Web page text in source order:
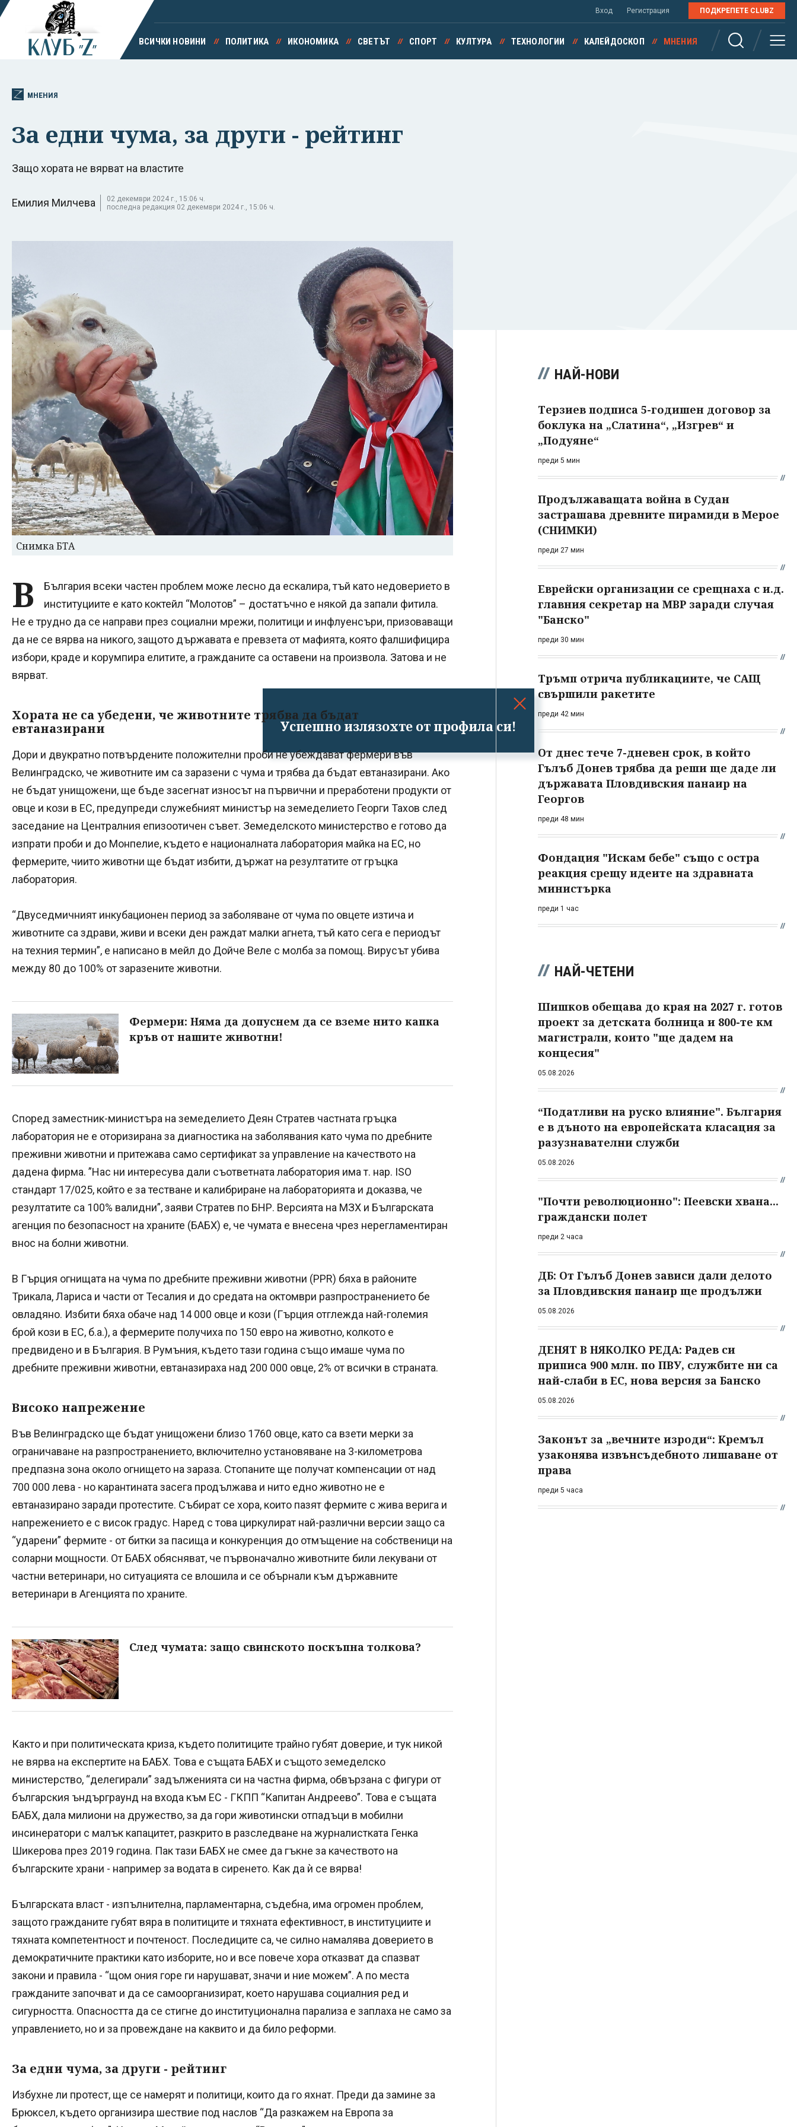
Успешно излязохте от профила си!
Вход Регистрация ПОДКРЕПЕТЕ CLUBZ
ВСИЧКИ НОВИНИ ПОЛИТИКА ИКОНОМИКА СВЕТЪТ СПОРТ КУЛТУРА ТЕХНОЛОГИИ КАЛЕЙДОСКОП МНЕНИЯ
МНЕНИЯ
За едни чума, за други - рейтинг
Защо хората не вярват на властите
Емилия Милчева
02 декември 2024 г., 15:06 ч.
последна редакция 02 декември 2024 г., 15:06 ч.
Снимка БТА
В
България всеки частен проблем може лесно да ескалира, тъй като недоверието в
институциите е като коктейл “Молотов” – достатъчно е някой да запали фитила.
Не е трудно да се направи през социални мрежи, политици и инфлуенсъри, призоваващи
да не се вярва на никого, защото държавата е превзета от мафията, която фалшифицира
избори, краде и корумпира елитите, а гражданите са оставени на произвола. Затова и не
вярват.
Хората не са убедени, че животните трябва да бъдат
евтаназирани
Дори и двукратно потвърдените положителни проби не убеждават фермери във
Велинградско, че животните им са заразени с чума и трябва да бъдат евтаназирани. Ако
не бъдат унищожени, ще бъде засегнат износът на първични и преработени продукти от
овце и кози в ЕС, предупреди служебният министър на земеделието Георги Тахов след
заседание на Централния епизоотичен съвет. Земеделското министерство е готово да
изпрати проби и до Монпелие, където е националната лаборатория майка на ЕС, но
фермерите, чиито животни ще бъдат избити, държат на резултатите от гръцка
лаборатория.
“Двуседмичният инкубационен период за заболяване от чума по овцете изтича и
животните са здрави, живи и всеки ден раждат малки агнета, тъй като сега е периодът
на техния термин”, е написано в мейл до Дойче Веле с молба за помощ. Вирусът убива
между 80 до 100% от заразените животни.
Фермери: Няма да допуснем да се вземе нито капка
кръв от нашите животни!
Според заместник-министъра на земеделието Деян Стратев частната гръцка
лаборатория не е оторизирана за диагностика на заболявания като чума по дребните
преживни животни и притежава само сертификат за управление на качеството на
дадена фирма. ”Нас ни интересува дали съответната лаборатория има т. нар. ISO
стандарт 17/025, който е за тестване и калибриране на лабораторията и доказва, че
резултатите са 100% валидни”, заяви Стратев по БНР. Версията на МЗХ и Българската
агенция по безопасност на храните (БАБХ) е, че чумата е внесена чрез нерегламентиран
внос на болни животни.
В Гърция огнищата на чума по дребните преживни животни (PPR) бяха в районите
Трикала, Лариса и части от Тесалия и до средата на октомври разпространението бе
овладяно. Избити бяха обаче над 14 000 овце и кози (Гърция отглежда най-големия
брой кози в ЕС, б.а.), а фермерите получиха по 150 евро на животно, колкото е
предвидено и в България. В Румъния, където тази година също имаше чума по
дребните преживни животни, евтаназираха над 200 000 овце, 2% от всички в страната.
Високо напрежение
Във Велинградско ще бъдат унищожени близо 1760 овце, като са взети мерки за
ограничаване на разпространението, включително установяване на 3-километрова
предпазна зона около огнището на зараза. Стопаните ще получат компенсации от над
700 000 лева - но карантината засега продължава и нито едно животно не е
евтаназирано заради протестите. Събират се хора, които пазят фермите с жива верига и
напрежението е с висок градус. Наред с това циркулират най-различни версии защо са
“ударени” фермите - от битки за пасища и конкуренция до отмъщение на собственици на
соларни мощности. От БАБХ обясняват, че първоначално животните били лекувани от
частни ветеринари, но ситуацията се влошила и се обърнали към държавните
ветеринари в Агенцията по храните.
След чумата: защо свинското поскъпна толкова?
Както и при политическата криза, където политиците трайно губят доверие, и тук никой
не вярва на експертите на БАБХ. Това е същата БАБХ и същото земеделско
министерство, “делегирали” задълженията си на частна фирма, обвързана с фигури от
българския ъндърграунд на входа към ЕС - ГКПП “Капитан Андреево”. Това е същата
БАБХ, дала милиони на дружество, за да гори животински отпадъци в мобилни
инсинератори с малък капацитет, разкрито в разследване на журналистката Генка
Шикерова през 2019 година. Пак тази БАБХ не смее да гъкне за качеството на
българските храни - например за водата в сиренето. Как да ѝ се вярва!
Българската власт - изпълнителна, парламентарна, съдебна, има огромен проблем,
защото гражданите губят вяра в политиците и тяхната ефективност, в институциите и
тяхната компетентност и почтеност. Последиците са, че силно намалява доверието в
демократичните практики като изборите, но и все повече хора отказват да спазват
закони и правила - “щом ония горе ги нарушават, значи и ние можем”. А по места
гражданите започват и да се самоорганизират, което нарушава социалния ред и
сигурността. Опасността да се стигне до институционална парализа е заплаха не само за
управлението, но и за провеждане на каквито и да било реформи.
За едни чума, за други - рейтинг
Избухне ли протест, ще се намерят и политици, които да го яхнат. Преди да замине за
Брюксел, където организира шествие под наслов “Да разкажем на Европа за
НАЙ-НОВИ
Терзиев подписа 5-годишен договор за
боклука на „Слатина“, „Изгрев“ и
„Подуяне“
преди 5 мин
Продължаващата война в Судан
застрашава древните пирамиди в Мерое
(СНИМКИ)
преди 27 мин
Еврейски организации се срещнаха с и.д.
главния секретар на МВР заради случая
"Банско"
преди 30 мин
Тръмп отрича публикациите, че САЩ
свършили ракетите
преди 42 мин
От днес тече 7-дневен срок, в който
Гълъб Донев трябва да реши ще даде ли
държавата Пловдивския панаир на
Георгов
преди 48 мин
Фондация "Искам бебе" също с остра
реакция срещу идеите на здравната
министърка
преди 1 час
НАЙ-ЧЕТЕНИ
Шишков обещава до края на 2027 г. готов
проект за детската болница и 800-те км
магистрали, които "ще дадем на
концесия"
05.08.2026
“Податливи на руско влияние". България
е в дъното на европейската класация за
разузнавателни служби
05.08.2026
"Почти революционно": Пеевски хвана...
граждански полет
преди 2 часа
ДБ: От Гълъб Донев зависи дали делото
за Пловдивския панаир ще продължи
05.08.2026
ДЕНЯТ В НЯКОЛКО РЕДА: Радев си
приписа 900 млн. по ПВУ, службите ни са
най-слаби в ЕС, нова версия за Банско
05.08.2026
Законът за „вечните изроди“: Кремъл
узаконява извънсъдебното лишаване от
права
преди 5 часа